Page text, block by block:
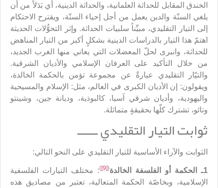
الخندق المقابل للحداثة العلمانية، والحداثة الدينية، أي بَدَلاً من أن
يلغي السنّة والدين يعمل من أجل إحياء السنّة، ويقترح الاحتكام
إلى التيار التقليدي، مبيِّناً سلبيات الحداثة. وإثر التحوُّلات الحديثة
اهتمّ هذا التيار بالدراسات الدينية بشكلٍ أكبر من التيار المناهض
للحداثة، وانبرى لحلّ المعضلات التي يعاني منها الغرب الجديد،
من خلال التأكيد على العرفان الإسلامي والأديان الشرقية.
والتيّار التقليدي عبارةٌ عن مجموعة تؤمن بالحكمة الخالدة،
ويقولون: إن الأديان الكبرى في العالم، مثل: الإسلام والمسيحية
واليهودية، وأديان شرقي آسيا، كالبوذية، وديانة جين، وشينتو
وتائو، تشترك كلّها بحقيقةٍ متماثلة.
ثوابت التيار التقليدي ــــــ
الثوابت والآراء الأساسية للتيار التقليدي على النحو التالي:
1ـ الحكمة أو الفلسفة الخالدة (
[9]
): مختلف التيارات الفلسفية
الإسلامية، وبخاصّة الحكمة المتعالية، تعتبر من مصاديق هذه